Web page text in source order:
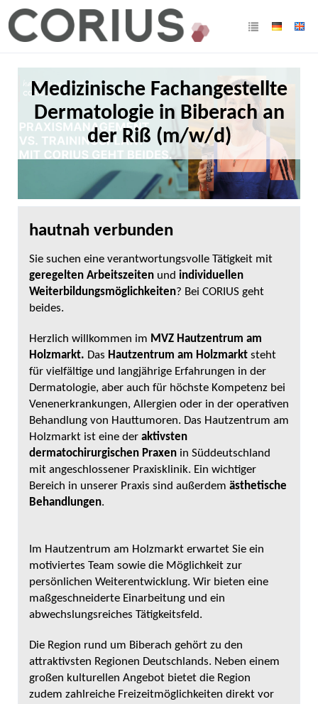
Medizinische Fachangestellte
Dermatologie in Biberach an
der Riß (m/w/d)
hautnah verbunden
Sie suchen eine verantwortungsvolle Tätigkeit mit
geregelten Arbeitszeiten und individuellen
Weiterbildungsmöglichkeiten? Bei CORIUS geht
beides.
Herzlich willkommen im MVZ Hautzentrum am
Holzmarkt. Das Hautzentrum am Holzmarkt steht
für vielfältige und langjährige Erfahrungen in der
Dermatologie, aber auch für höchste Kompetenz bei
Venenerkrankungen, Allergien oder in der operativen
Behandlung von Hauttumoren. Das Hautzentrum am
Holzmarkt ist eine der aktivsten
dermatochirurgischen Praxen in Süddeutschland
mit angeschlossener Praxisklinik. Ein wichtiger
Bereich in unserer Praxis sind außerdem ästhetische
Behandlungen.
Im Hautzentrum am Holzmarkt erwartet Sie ein
motiviertes Team sowie die Möglichkeit zur
persönlichen Weiterentwicklung. Wir bieten eine
maßgeschneiderte Einarbeitung und ein
abwechslungsreiches Tätigkeitsfeld.
Die Region rund um Biberach gehört zu den
attraktivsten Regionen Deutschlands. Neben einem
großen kulturellen Angebot bietet die Region
zudem zahlreiche Freizeitmöglichkeiten direkt vor